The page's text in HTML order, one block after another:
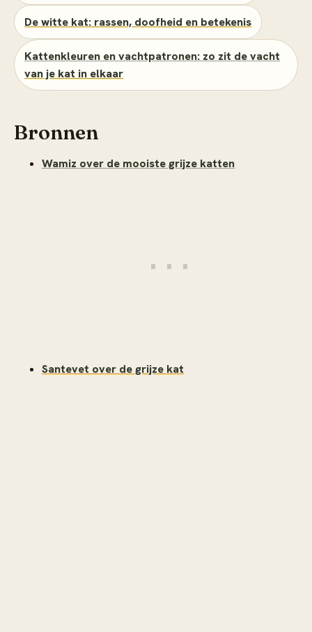
De witte kat: rassen, doofheid en betekenis
Kattenkleuren en vachtpatronen: zo zit de vacht
van je kat in elkaar
Bronnen
Wamiz over de mooiste grijze katten
Santevet over de grijze kat